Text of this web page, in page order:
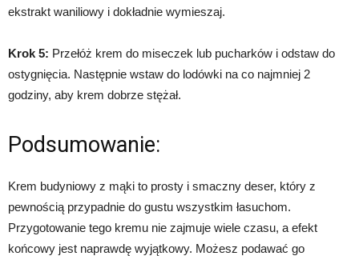
ekstrakt waniliowy i dokładnie wymieszaj.
Krok 5: Przełóż krem do miseczek lub pucharków i odstaw do
ostygnięcia. Następnie wstaw do lodówki na co najmniej 2
godziny, aby krem dobrze stężał.
Podsumowanie:
Krem budyniowy z mąki to prosty i smaczny deser, który z
pewnością przypadnie do gustu wszystkim łasuchom.
Przygotowanie tego kremu nie zajmuje wiele czasu, a efekt
końcowy jest naprawdę wyjątkowy. Możesz podawać go